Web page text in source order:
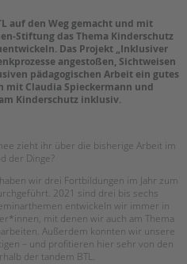
auf den Weg gemacht und mit
Stiftung das Thema Kinderschutz
Das Projekt „Inklusiver
angestoßen, Sichtweisen
pädagogischen Arbeit ein gutes
mit Claudia Spieckermann und
Kinderschutz inklusiv.
zieht ihr über die bisherige Arbeit im
der Dinge?
wir drei Fortbildungen im Jahr zum
2021 sind drei bis sechs
entwickeln wir immer in
mit denen wir auch am Thema
Außerdem konnten wir unsere
– und profitieren hier sehr von den
der tandem BTL.